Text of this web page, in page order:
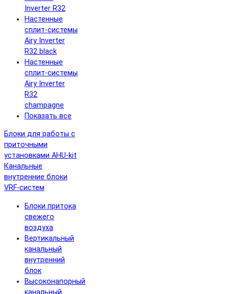
Inverter R32
Настенные
сплит-системы
Airy Inverter
R32 black
Настенные
сплит-системы
Airy Inverter
R32
champagne
Показать все
Блоки для работы с
приточными
установками AHU-kit
Канальные
внутренние блоки
VRF-систем
Блоки притока
свежего
воздуха
Вертикальный
канальный
внутренний
блок
Высоконапорный
канальный